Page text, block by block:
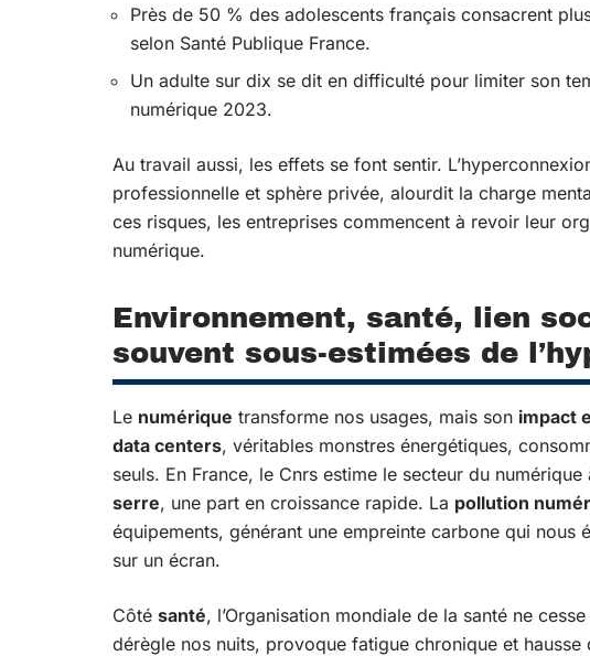
Près de 50 % des adolescents français consacrent
selon Santé Publique France.
Un adulte sur dix se dit en difficulté pour limiter son
numérique 2023.
Au travail aussi, les effets se font sentir.
professionnelle et sphère privée, alourdit la charge
ces risques, les entreprises commencent à revoir leur
numérique.
Environnement, santé, lien
souvent sous-estimées de
Le numérique transforme nos usages, mais son impact
data centers, véritables monstres énergétiques,
seuls. En France, le Cnrs estime le secteur du
serre, une part en croissance rapide. La pollution
équipements, générant une empreinte carbone qui nous
sur un écran.
Côté santé, l’Organisation mondiale de la santé ne
dérègle nos nuits, provoque fatigue chronique et